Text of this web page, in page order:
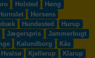
Holsted
Høng
Horsens
Hundested
Hurup
Jægerspris
Jammerbugt
Kalundborg
Kås
Hvalsø Kjellerup
Klarup